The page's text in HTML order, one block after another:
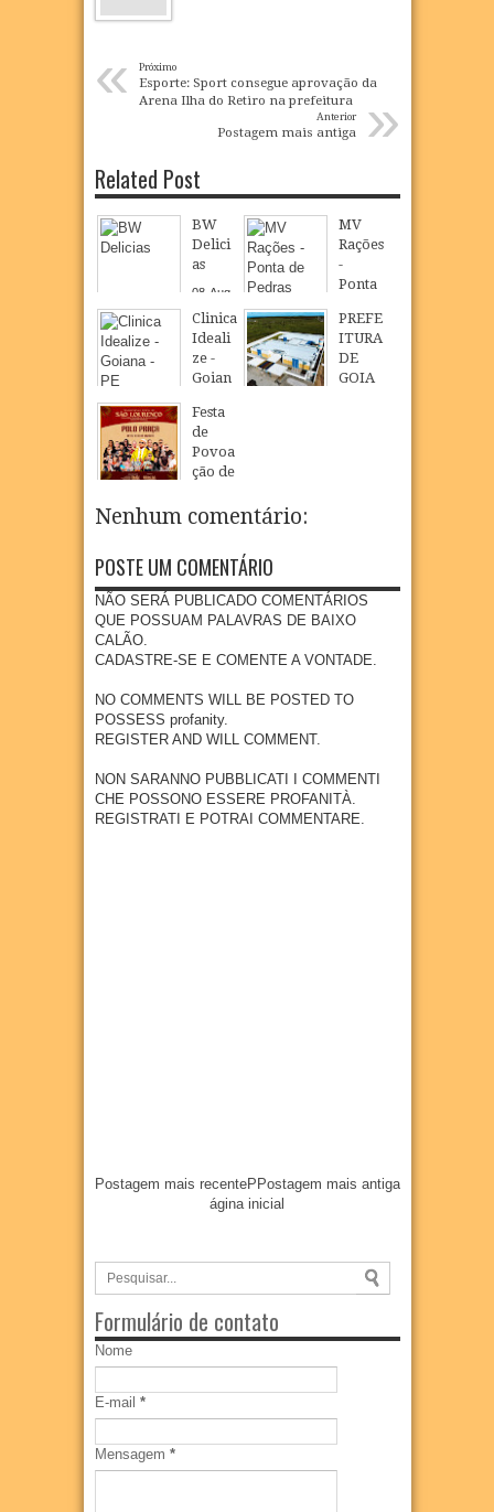
« Próximo
Esporte: Sport consegue aprovação da
Arena Ilha do Retiro na prefeitura
»
Anterior
Postagem mais antiga
Related Post
BW
Delici
as
08 Aug
2026
MV
Rações
-
Ponta
Pedra
s
08 Aug 2026
Clinica
Ideali
ze -
Goian
08 Aug 2026
PREFE
ITURA
DE
GOIA
LOUR
ENÇO
Festa
de
Povoa
ção de
Loure
a fé,
tradiç
ão e
cultur
a na
comu
nidad
e
quilo
mbola
de
Goian
a
Nenhum comentário:
POSTE UM COMENTÁRIO
NÃO SERÁ PUBLICADO COMENTÁRIOS
QUE POSSUAM PALAVRAS DE BAIXO
CALÃO.
CADASTRE-SE E COMENTE A VONTADE.
NO COMMENTS WILL BE POSTED TO
POSSESS profanity.
REGISTER AND WILL COMMENT.
NON SARANNO PUBBLICATI I COMMENTI
CHE POSSONO ESSERE PROFANITÀ.
REGISTRATI E POTRAI COMMENTARE.
Postagem mais recente Postagem mais antiga
P
ágina inicial
Formulário de contato
Nome
E-mail *
Mensagem *